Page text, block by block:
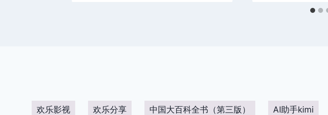
欢乐影视 欢乐分享 中国大百科全书（第三版） AI助手kimi